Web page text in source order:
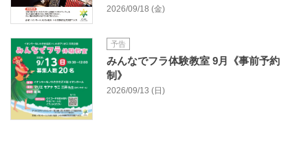
2026/09/18 (金)
予告
みんなでフラ体験教室 9月《事前予約
制》
2026/09/13 (日)